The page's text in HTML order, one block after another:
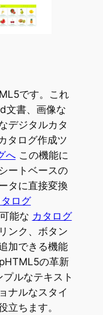
です。これ
文書、画像な
デジタルカタ
タログ作成ツ
へこの機能に
ートベースの
タに直接変換
ログ
能な カタログ
ンク、ボタン
加できる機能
の革新
プルなテキスト
ナルなスタイ
立ちます。